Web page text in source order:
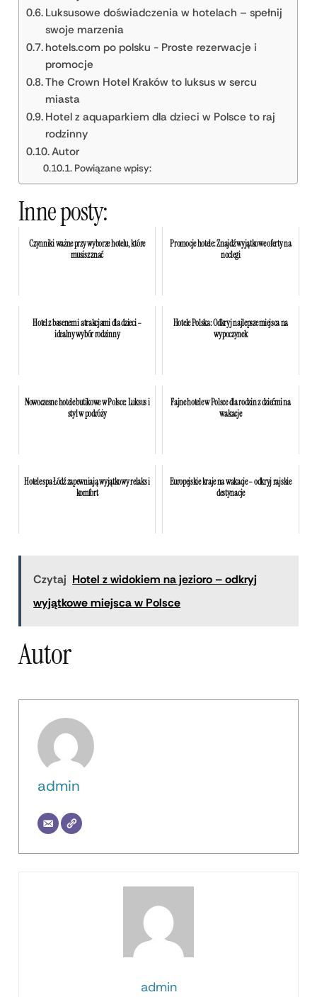
Luksusowe doświadczenia w hotelach – spełnij
swoje marzenia
hotels.com po polsku - Proste rezerwacje i
promocje
The Crown Hotel Kraków to luksus w sercu
miasta
Hotel z aquaparkiem dla dzieci w Polsce to raj
rodzinny
Autor
Powiązane wpisy:
Inne posty:
Czynniki ważne przy wyborze hotelu, które
musisz znać
Promocje hotele: Znajdź wyjątkowe oferty na
noclegi
Hotel z basenem i atrakcjami dla dzieci –
idealny wybór rodzinny
Hotele Polska: Odkryj najlepsze miejsca na
wypoczynek
Nowoczesne hotele butikowe w Polsce: Luksus i
styl w podróży
Fajne hotele w Polsce dla rodzin z dziećmi na
wakacje
Hotele spa Łódź zapewniają wyjątkowy relaks i
komfort
Europejskie kraje na wakacje – odkryj rajskie
destynacje
Czytaj Hotel z widokiem na jezioro – odkryj
wyjątkowe miejsca w Polsce
Autor
admin
admin